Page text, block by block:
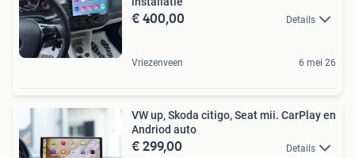
€ 400,00 Details
Vriezenveen 6 mei 26
VW up, Skoda citigo, Seat mii. CarPlay en
Andriod auto
€ 299,00 Details